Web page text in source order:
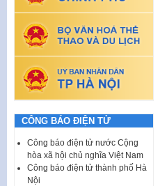
CÔNG BÁO ĐIỆN TỬ
Công báo điện tử nước Cộng
hòa xã hội chủ nghĩa Việt Nam
Công báo điện tử thành phố Hà
Nội